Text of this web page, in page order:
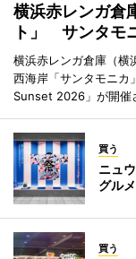
横浜赤レンガ倉
ト」 サンタモ
横浜赤レンガ倉庫（横
西海岸「サンタモニカ
Sunset 2026」が開催
買う
ニュ
グル
買う